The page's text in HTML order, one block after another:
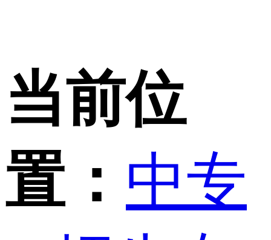
当前位
置： 中专